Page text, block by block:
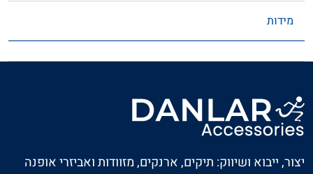
מידות
יצור, ייבוא ושיווק: תיקים, ארנקים, מזוודות ואביזרי אופנה